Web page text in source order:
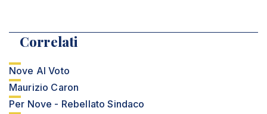
Correlati
Nove Al Voto
Maurizio Caron
Per Nove - Rebellato Sindaco